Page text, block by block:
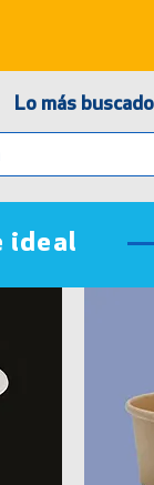
Lo más buscado
ideal